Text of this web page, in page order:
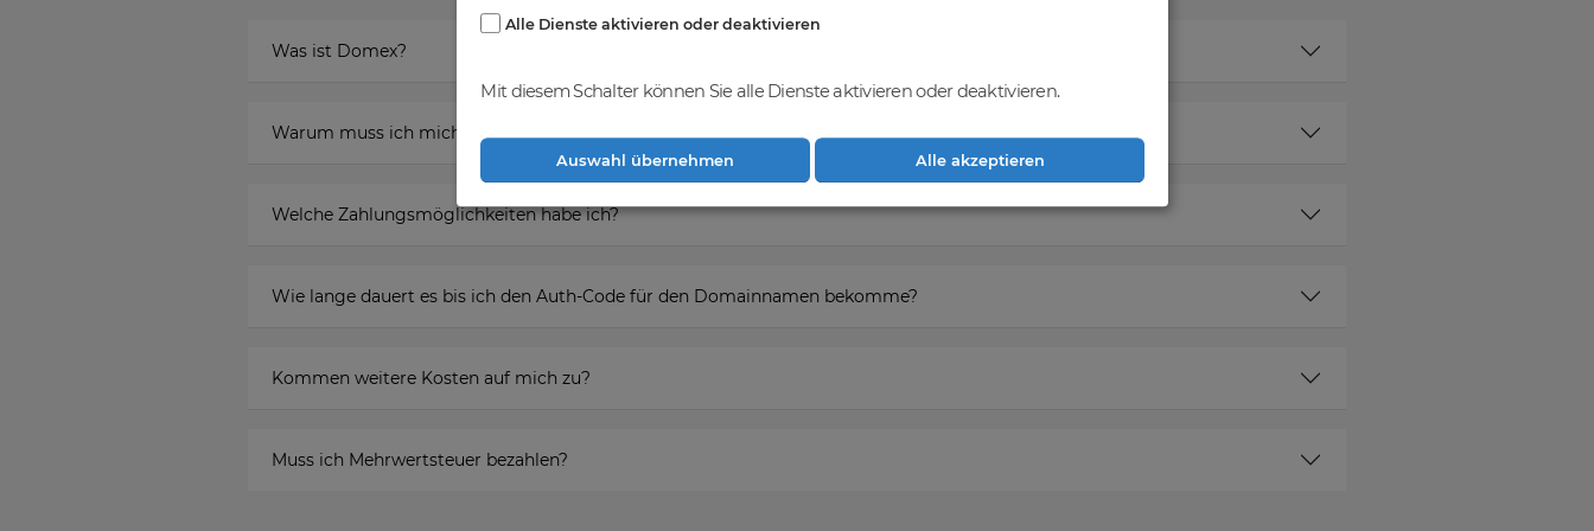
Was ist Domex?
Warum muss ich mich registrieren um den Domainnamen zu erwerben?
Welche Zahlungsmöglichkeiten habe ich?
Wie lange dauert es bis ich den Auth-Code für den Domainnamen bekomme?
Kommen weitere Kosten auf mich zu?
Muss ich Mehrwertsteuer bezahlen?
Alle Dienste aktivieren oder deaktivieren
Mit diesem Schalter können Sie alle Dienste aktivieren oder deaktivieren.
Auswahl übernehmen Alle akzeptieren